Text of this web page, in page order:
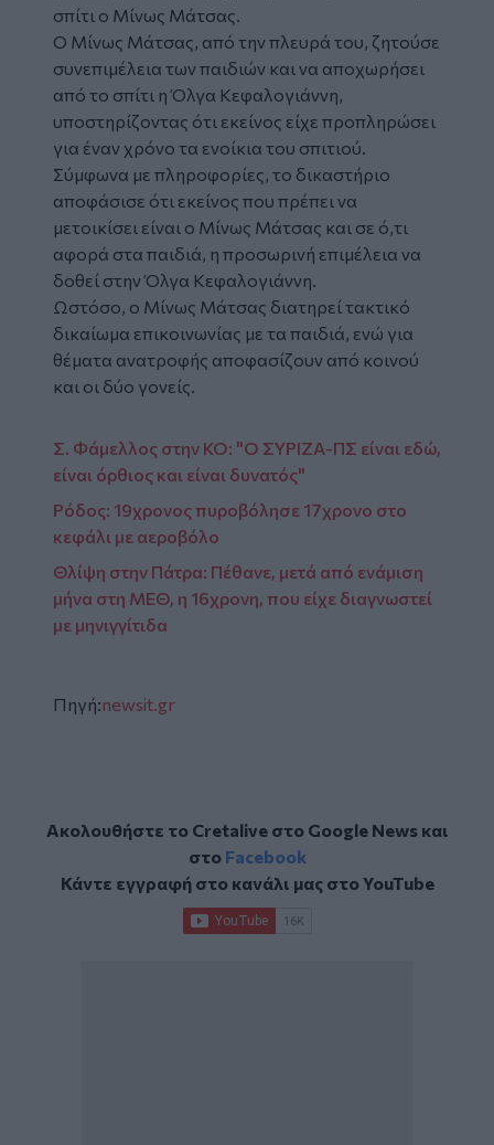
σπίτι ο Μίνως Μάτσας.
Ο Μίνως Μάτσας, από την πλευρά του, ζητούσε
συνεπιμέλεια των παιδιών και να αποχωρήσει
από το σπίτι η Όλγα Κεφαλογιάννη,
υποστηρίζοντας ότι εκείνος είχε προπληρώσει
για έναν χρόνο τα ενοίκια του σπιτιού.
Σύμφωνα με πληροφορίες, το δικαστήριο
αποφάσισε ότι εκείνος που πρέπει να
μετοικίσει είναι ο Μίνως Μάτσας και σε ό,τι
αφορά στα παιδιά, η προσωρινή επιμέλεια να
δοθεί στην Όλγα Κεφαλογιάννη.
Ωστόσο, ο Μίνως Μάτσας διατηρεί τακτικό
δικαίωμα επικοινωνίας με τα παιδιά, ενώ για
θέματα ανατροφής αποφασίζουν από κοινού
και οι δύο γονείς.
Σ. Φάμελλος στην ΚΟ: "Ο ΣΥΡΙΖΑ-ΠΣ είναι εδώ,
είναι όρθιος και είναι δυνατός"
Ρόδος: 19χρονος πυροβόλησε 17χρονο στο
κεφάλι με αεροβόλο
Θλίψη στην Πάτρα: Πέθανε, μετά από ενάμιση
μήνα στη ΜΕΘ, η 16χρονη, που είχε διαγνωστεί
με μηνιγγίτιδα
Πηγή:newsit.gr
Ακολουθήστε το Cretalive στο Google Newsκαι
στο Facebook
Κάντε εγγραφή στο κανάλι μας στοYouTube